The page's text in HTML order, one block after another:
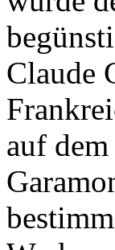
Claude
auf